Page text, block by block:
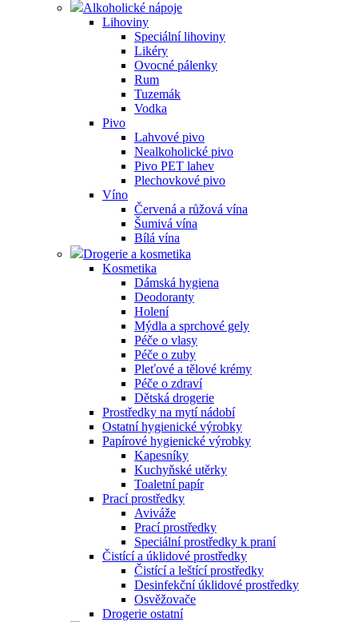
Alkoholické nápoje
Lihoviny
Speciální lihoviny
Likéry
Ovocné pálenky
Rum
Tuzemák
Vodka
Pivo
Lahvové pivo
Nealkoholické pivo
Pivo PET lahev
Plechovkové pivo
Víno
Červená a růžová vína
Šumivá vína
Bílá vína
Drogerie a kosmetika
Kosmetika
Dámská hygiena
Deodoranty
Holení
Mýdla a sprchové gely
Péče o vlasy
Péče o zuby
Pleťové a tělové krémy
Péče o zdraví
Dětská drogerie
Prostředky na mytí nádobí
Ostatní hygienické výrobky
Papírové hygienické výrobky
Kapesníky
Kuchyňské utěrky
Toaletní papír
Prací prostředky
Aviváže
Prací prostředky
Speciální prostředky k praní
Čistící a úklidové prostředky
Čistící a leštící prostředky
Desinfekční úklidové prostředky
Osvěžovače
Drogerie ostatní